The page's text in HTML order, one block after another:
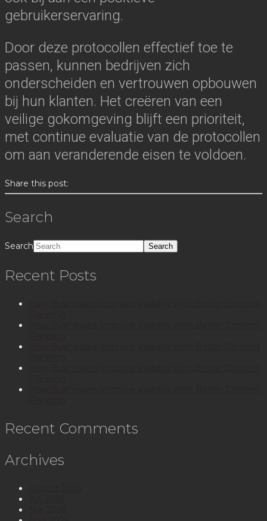
gebruikerservaring.
Door deze protocollen effectief toe te
passen, kunnen bedrijven zich
onderscheiden en vertrouwen opbouwen
bij hun klanten. Het creëren van een
veilige gokomgeving blijft een prioriteit,
met continue evaluatie van de protocollen
om aan veranderende eisen te voldoen.
Share this post:
Search
Search
Recent Posts
Recent Comments
Archives